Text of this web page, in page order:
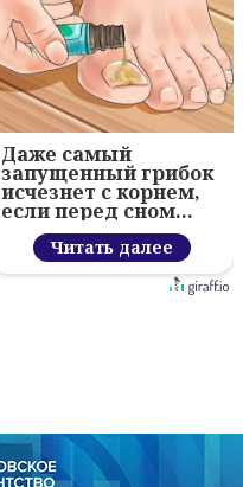
Даже самый
запущенный грибок
исчезнет с корнем,
если перед сном…
Читать далее